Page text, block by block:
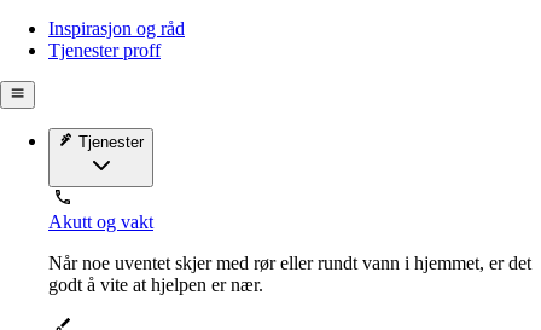
Inspirasjon og råd
Tjenester proff
Tjenester
Akutt og vakt
Når noe uventet skjer med rør eller rundt vann i hjemmet, er det
godt å vite at hjelpen er nær.